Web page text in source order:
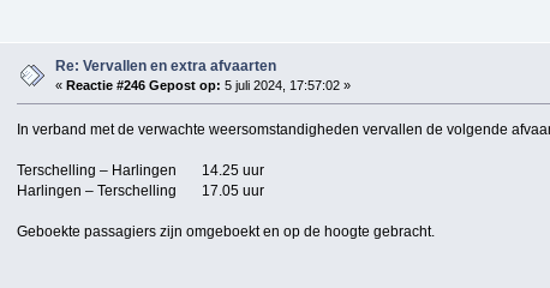
Re: Vervallen en extra afvaarten
«Reactie #246 Gepost op: 5 juli 2024, 17:57:02 »
In verband met de verwachte weersomstandigheden vervallen de volgende
Terschelling – Harlingen 14.25 uur
Harlingen – Terschelling 17.05 uur
Geboekte passagiers zijn omgeboekt en op de hoogte gebracht.